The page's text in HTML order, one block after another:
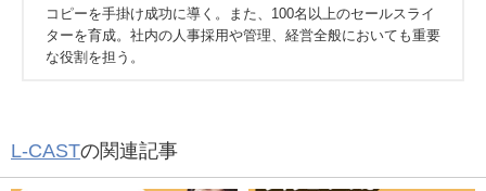
コピーを手掛け成功に導く。また、100名以上のセールスライ
ターを育成。社内の人事採用や管理、経営全般においても重要
な役割を担う。
L-CASTの関連記事